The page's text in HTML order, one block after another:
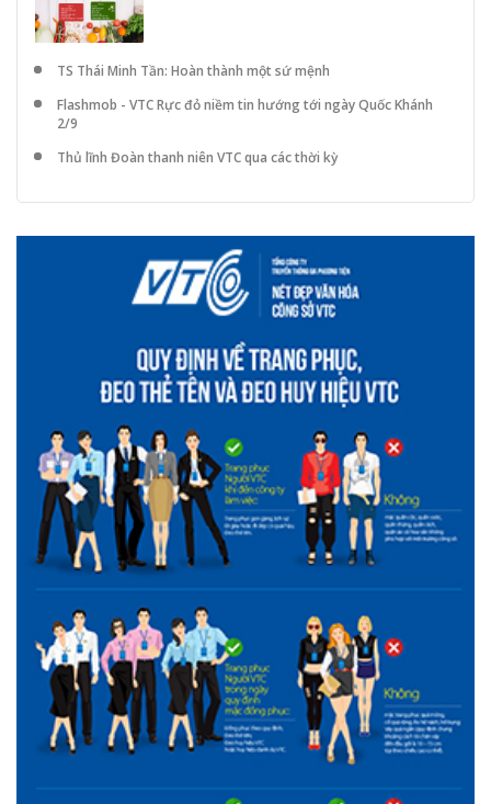
TS Thái Minh Tần: Hoàn thành một sứ mệnh
Flashmob - VTC Rực đỏ niềm tin hướng tới ngày Quốc Khánh
2/9
Thủ lĩnh Đoàn thanh niên VTC qua các thời kỳ